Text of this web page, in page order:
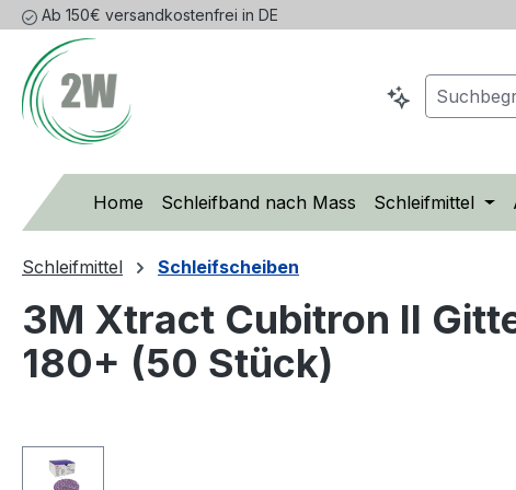
Hauptinhalt springen
Zur Suche springen
Zur Hauptnavigation springen
Ab 150€ versandkostenfrei in DE
Home Schleifband nach Mass Schleifmittel
Schleifmittel Schleifscheiben
3M Xtract Cubitron II
180+ (50 Stück)
Bildergalerie überspringen